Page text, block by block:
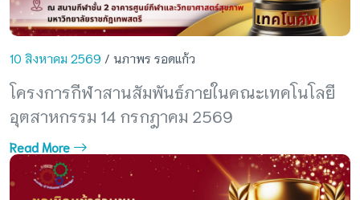
10 สิงหาคม 2569 / นภาพร รอดแก้ว
โครงการกีฬาสานสัมพันธ์ภายในคณะเทคโนโลยี
อุตสาหกรรม 14 กรกฎาคม 2569
Read More